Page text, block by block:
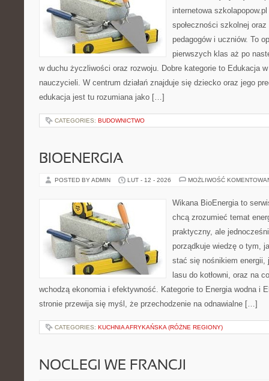
internetowa
społeczności szkolnej
pedagogów i uczniów. To
pierwszych klas aż po
w duchu życzliwości oraz rozwoju. Dobre kategorie to Edukacja
nauczycieli. W centrum działań znajduje się dziecko oraz jego
edukacja jest tu rozumiana jako […]
CATEGORIES: BUDOWNICTWO
BIOENERGIA
POSTED BY ADMIN LUT - 12 - 2026 MOŻLIWOŚĆ
Wikana BioEnergia to
chcą zrozumieć temat
praktyczny, ale
porządkuje wiedzę o tym,
stać się nośnikiem energii,
lasu do kotłowni, oraz na
wchodzą ekonomia i efektywność. Kategorie to Energia wodna i
stronie przewija się myśl, że przechodzenie na odnawialne […]
CATEGORIES: KUCHNIA AFRYKAŃSKA (RÓŻNE REGIONY)
NOCLEGI WE FRANCJI